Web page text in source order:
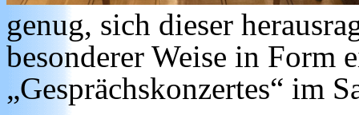
genug, sich dieser
besonderer Weise in Form
„Gesprächskonzertes“ im